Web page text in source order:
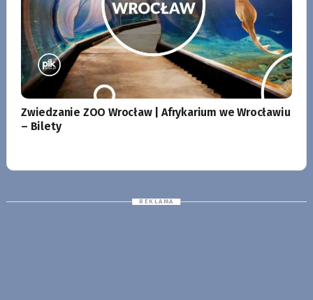
Zwiedzanie ZOO Wrocław | Afrykarium we Wrocławiu
– Bilety